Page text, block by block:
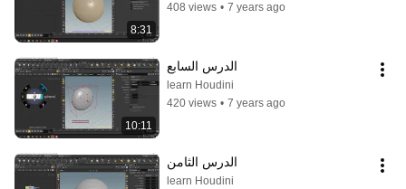
8:31
408 views • 7 years ago
10:11
الدرس السابع
learn Houdini
420 views • 7 years ago
الدرس الثامن
learn Houdini